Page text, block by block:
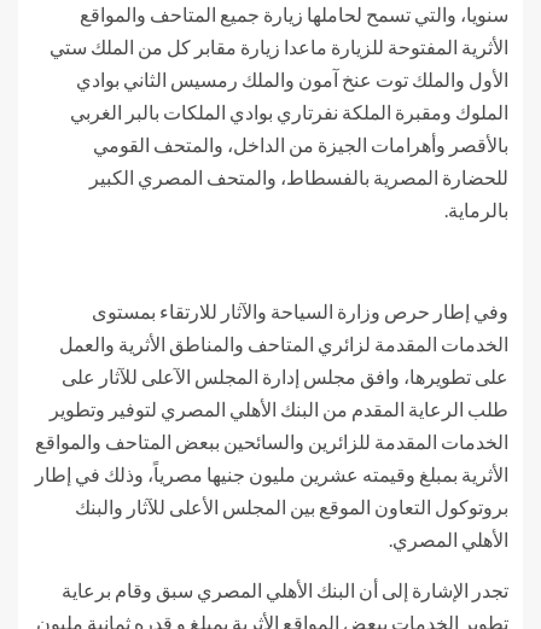
سنويا، والتي تسمح لحاملها زيارة جميع المتاحف والمواقع
الأثرية المفتوحة للزيارة ماعدا زيارة مقابر كل من الملك ستي
الأول والملك توت عنخ آمون والملك رمسيس الثاني بوادي
الملوك ومقبرة الملكة نفرتاري بوادي الملكات بالبر الغربي
بالأقصر وأهرامات الجيزة من الداخل، والمتحف القومي
للحضارة المصرية بالفسطاط، والمتحف المصري الكبير
بالرماية.
وفي إطار حرص وزارة السياحة والآثار للارتقاء بمستوى
الخدمات المقدمة لزائري المتاحف والمناطق الأثرية والعمل
على تطويرها، وافق مجلس إدارة المجلس الآعلى للآثار على
طلب الرعاية المقدم من البنك الأهلي المصري لتوفير وتطوير
الخدمات المقدمة للزائرين والسائحين ببعض المتاحف والمواقع
الأثرية بمبلغ وقيمته عشرين مليون جنيها مصرياً، وذلك في إطار
بروتوكول التعاون الموقع بين المجلس الأعلى للآثار والبنك
الأهلي المصري.
تجدر الإشارة إلى أن البنك الأهلي المصري سبق وقام برعاية
تطوير الخدمات ببعض المواقع الأثرية بمبلغ و قدره ثمانية مليون